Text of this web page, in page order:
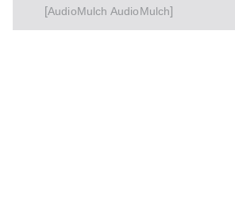
[AudioMulch AudioMulch]